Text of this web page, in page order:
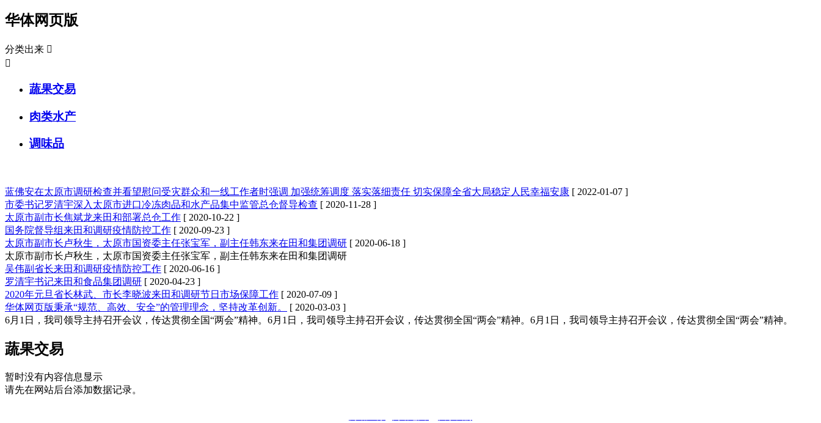
华体网页版
分类出来 

蔬果交易
肉类水产
调味品
蓝佛安在太原市调研检查并看望慰问受灾群众和一线工作者时强调 加强统筹调度 落实落细责任 切实保障全省大局稳定人民幸福安康 [ 2022-01-07 ]
市委书记罗清宇深入太原市进口冷冻肉品和水产品集中监管总仓督导检查 [ 2020-11-28 ]
太原市副市长焦斌龙来田和部署总仓工作 [ 2020-10-22 ]
国务院督导组来田和调研疫情防控工作 [ 2020-09-23 ]
太原市副市长卢秋生，太原市国资委主任张宝军，副主任韩东来在田和集团调研 [ 2020-06-18 ]
太原市副市长卢秋生，太原市国资委主任张宝军，副主任韩东来在田和集团调研
吴伟副省长来田和调研疫情防控工作 [ 2020-06-16 ]
罗清宇书记来田和食品集团调研 [ 2020-04-23 ]
2020年元旦省长林武、市长李晓波来田和调研节日市场保障工作 [ 2020-07-09 ]
华体网页版秉承“规范、高效、安全”的管理理念，坚持改革创新。
[ 2020-03-03 ]
6月1日，我司领导主持召开会议，传达贯彻全国“两会”精神。6月1日，我司领导主持召开会议，传达贯彻全国“两会”精神。6月1日，我司领导主持召开会议，传达贯彻全国“两会”精神。
蔬果交易
暂时没有内容信息显示
请先在网站后台添加数据记录。